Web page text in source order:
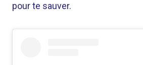
pour te sauver.